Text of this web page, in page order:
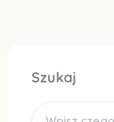
Szukaj